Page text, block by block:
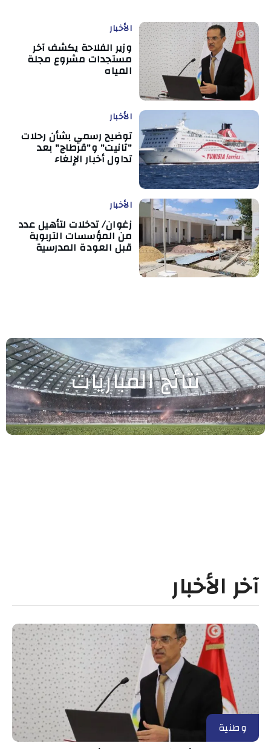
الأخبار
وزير الفلاحة يكشف آخر
مستجدات مشروع مجلة
المياه
الأخبار
توضيح رسمي بشأن رحلات
"تانيت" و"قرطاج" بعد
تداول أخبار الإلغاء
الأخبار
زغوان/ تدخلات لتأهيل عدد
من المؤسسات التربوية
قبل العودة المدرسية
نتائج المباريات
آخر الأخبار
وطنية